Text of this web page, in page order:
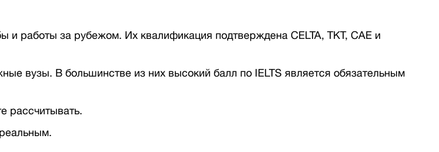
работы за рубежом. Их квалификация подтверждена CELTA, TKT, CAE и
вузы. В большинстве из них высокий балл по IELTS является обязательным
рассчитывать.